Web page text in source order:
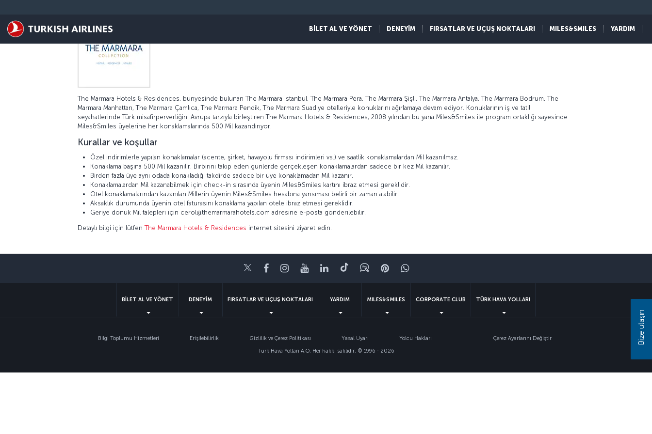
BİLET AL VE YÖNET DENEYİM FIRSATLAR VE UÇUŞ NOKTALARI MILES&SMILES YARDIM
The Marmara Hotels & Residences, bünyesinde bulunan The Marmara İstanbul, The Marmara Pera, The Marmara Şişli, The Marmara Antalya, The Marmara Bodrum, The
Marmara Manhattan, The Marmara Çamlıca, The Marmara Pendik, The Marmara Suadiye otelleriyle konuklarını ağırlamaya devam ediyor. Konuklarının iş ve tatil
seyahatlerinde Türk misafirperverliğini Avrupa tarzıyla birleştiren The Marmara Hotels & Residences, 2008 yılından bu yana Miles&Smiles ile program ortaklığı sayesinde
Miles&Smiles üyelerine her konaklamalarında 500 Mil kazandırıyor.
Kurallar ve koşullar
Özel indirimlerle yapılan konaklamalar (acente, şirket, havayolu firması indirimleri vs.) ve saatlik konaklamalardan Mil kazanılmaz.
Konaklama başına 500 Mil kazanılır. Birbirini takip eden günlerde gerçekleşen konaklamalardan sadece bir kez Mil kazanılır.
Birden fazla üye aynı odada konakladığı takdirde sadece bir üye konaklamadan Mil kazanır.
Konaklamalardan Mil kazanabilmek için check-in sırasında üyenin Miles&Smiles kartını ibraz etmesi gereklidir.
Otel konaklamalarından kazanılan Millerin üyenin Miles&Smiles hesabına yansıması belirli bir zaman alabilir.
Aksaklık durumunda üyenin otel faturasını konaklama yapılan otele ibraz etmesi gereklidir.
Geriye dönük Mil talepleri için cerol@themarmarahotels.com adresine e-posta gönderilebilir.
Detaylı bilgi için lütfenThe Marmara Hotels & Residences internet sitesini ziyaret edin.
TwitterFacebookInstagram
YoutubeLinkedIn
TiktokBlogPinterestWhatsapp
BİLET AL VE YÖNET DENEYİM FIRSATLAR VE UÇUŞ NOKTALARI YARDIM MILES&SMILES CORPORATE CLUB TÜRK HAVA YOLLARI
Bilgi Toplumu Hizmetleri Erişilebilirlik Gizlilik ve Çerez Politikası Yasal Uyarı Yolcu Hakları
Çerez Ayarlarını Değiştir
Türk Hava Yolları A.O. Her hakkı saklıdır. © 1996 - 2026
Bize ulaşın